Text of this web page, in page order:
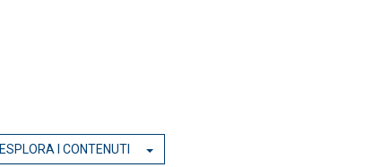
ESPLORA I CONTENUTI